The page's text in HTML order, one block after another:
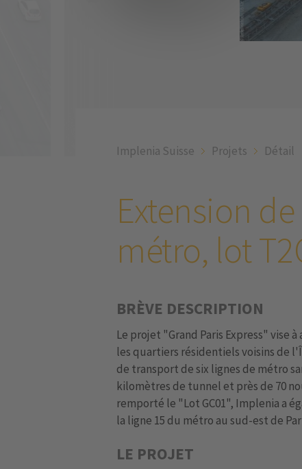
Implenia Suisse Projets Détail
Extension
métro, lot
BRÈVE DESCRIPTION
Le projet "Grand Paris Express" vise
les quartiers résidentiels voisins de
de transport de six lignes de métro
kilomètres de tunnel et près de 70
remporté le "Lot GC01", Implenia a
la ligne 15 du métro au sud-est de
LE PROJET